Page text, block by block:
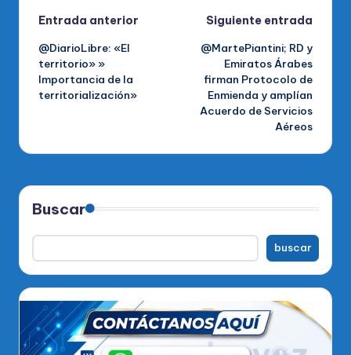
Navegación
de
entradas
Entrada anterior
@DiarioLibre: «El
territorio» »
Importancia de la
territorialización»
Siguiente entrada
@MartePiantini; RD y
Emiratos Árabes
firman Protocolo de
Enmienda y amplían
Acuerdo de Servicios
Aéreos
Buscar
buscar